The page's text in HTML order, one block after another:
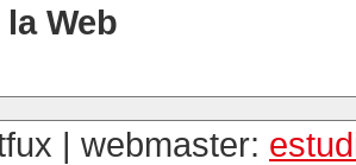
Web
| webmaster: